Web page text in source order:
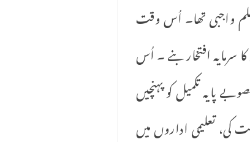
واجبی تھا۔ اُس وقت
سرمایہ افتخار بنے ۔ اُس
پایہ تکمیل کو پہنچیں
کی، تعلیمی اداروں میں